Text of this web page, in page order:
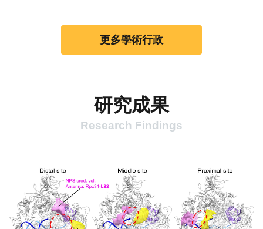
更多學術行政
研究成果